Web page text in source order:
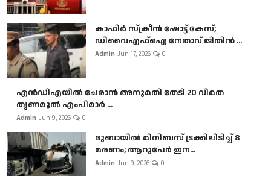
കാഫിർ സ്‌ക്രീൻ ഷോട്ട് കേസ്;
ഡിവൈഎഫ്ഐ നേതാവ് ജിതിൻ ...
Admin Jun 17, 2026 0
എൻഡിഎയിൽ ചേരാൻ അനുമതി തേടി 20 വിമത
തൃണമൂൽ എംപിമാർ ...
Admin Jun 9, 2026 0
ദുബായിൽ മിനിബസ്​ ട്രക്കിലിടിച്ച് 8
മരണം; ആറുപേർ ഇന...
Admin Jun 9, 2026 0